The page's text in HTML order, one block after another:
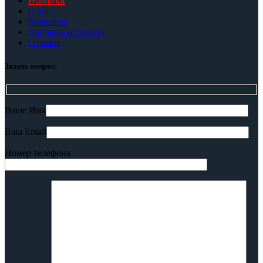
О Нас
Контакты
Доставка и Оплата
Отзывы
Задать вопрос:
Ваше Имя
Ваш Email
Номер телефона